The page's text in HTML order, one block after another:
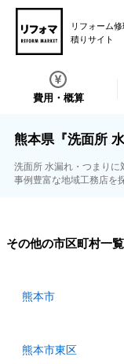
リフォーム
積りサイト
費用・概算
熊本県『洗面所
洗面所 水漏れ・つまり
事例豊富な地域工務店を
その他の市区町村一覧
熊本市
熊本市東区